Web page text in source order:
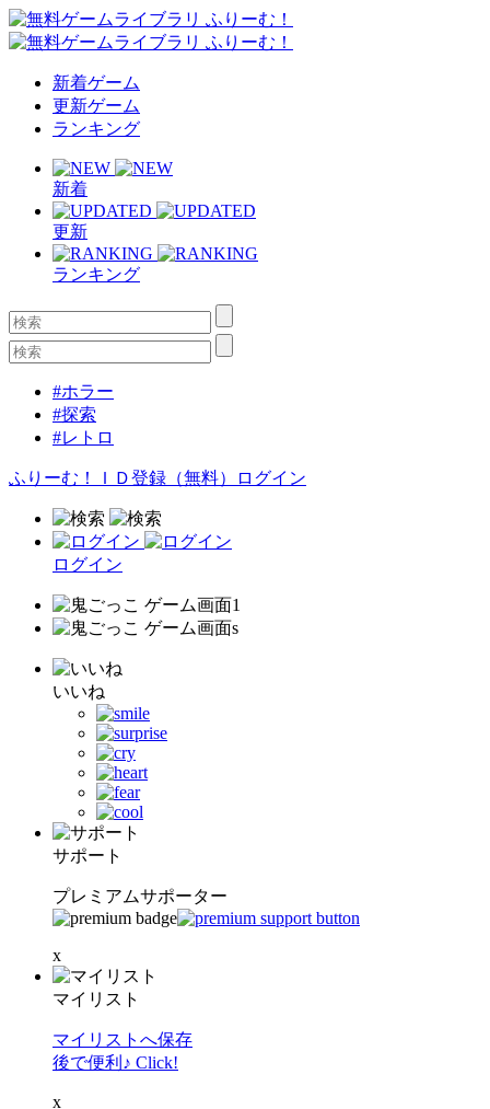
新着ゲーム
更新ゲーム
ランキング
新着
更新
ランキング
#ホラー
#探索
#レトロ
ふりーむ！ＩＤ登録（無料） ログイン
ログイン
いいね
サポート
プレミアムサポーター
x
マイリスト
マイリストへ保存
後で便利♪ Click!
x